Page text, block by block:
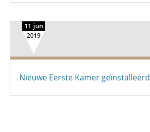
11 jun
2019
Nieuwe Eerste Kamer geïnstalleerd